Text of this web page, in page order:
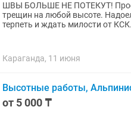
ШВЫ БОЛЬШЕ НЕ ПОТЕКУТ!
трещин на любой высоте.
терпеть и ждать милости от
Караганда, 11 июня
Высотные работы,
от 5 000 ₸